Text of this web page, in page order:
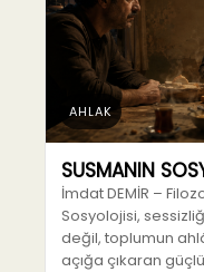
AHLAK
SUSMANIN
İmdat DEMİR –
Sosyolojisi,
değil, toplumun
açığa çıkaran